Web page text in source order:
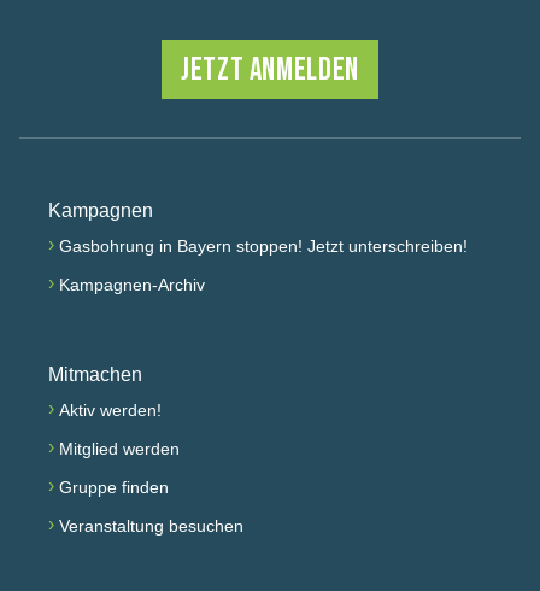
JETZT ANMELDEN
Kampagnen
› Gasbohrung in Bayern stoppen! Jetzt unterschreiben!
› Kampagnen-Archiv
Mitmachen
› Aktiv werden!
› Mitglied werden
› Gruppe finden
› Veranstaltung besuchen